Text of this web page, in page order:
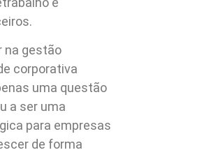
na gestão
corporativa
uma questão
a ser uma
para empresas
de forma